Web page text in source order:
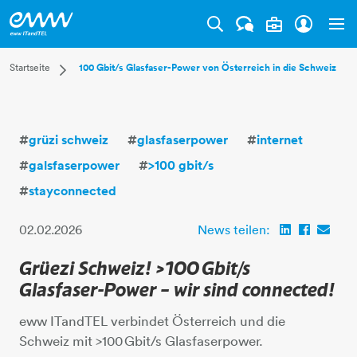
Startseite
Dropdown Startseite
100 Gbit/s Glasfaser-Power von Österreich in die Schweiz
#grüzi schweiz #glasfaserpower #internet
#galsfaserpower #>100 gbit/s
#stayconnected
02.02.2026 News teilen:
Grüezi Schweiz! >100 Gbit/s
Glasfaser-Power – wir sind connected!
eww ITandTEL verbindet Österreich und die
Schweiz mit >100 Gbit/s Glasfaserpower.